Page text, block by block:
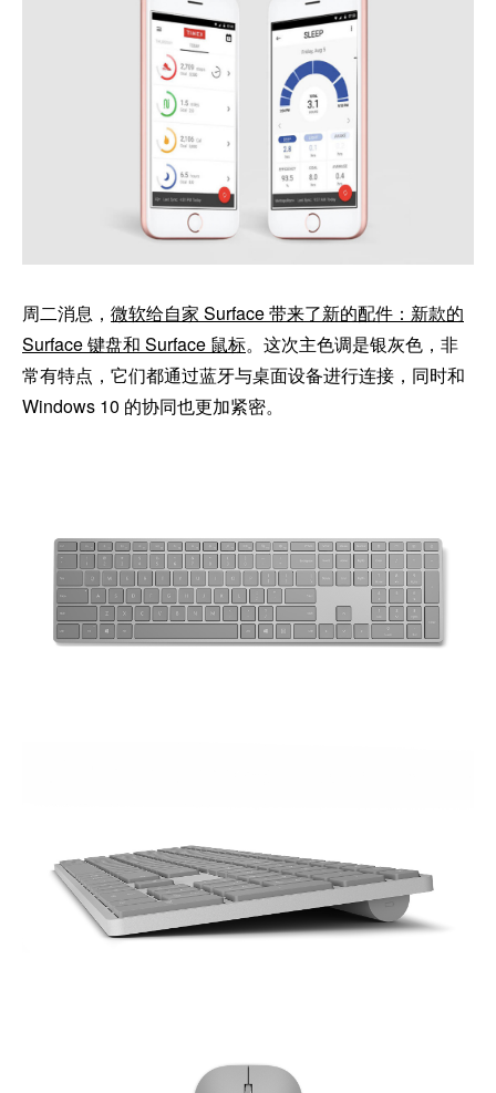
周二消息， 微软给自家 Surface 带来了新的配件：新款的
Surface 键盘和 Surface 鼠标。这次主色调是银灰色，非
常有特点，它们都通过蓝牙与桌面设备进行连接，同时和
Windows 10 的协同也更加紧密。